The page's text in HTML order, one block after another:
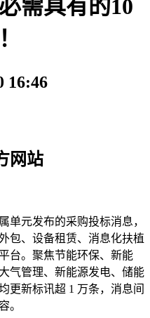
需具有的10
16:46
网站
元发布的采购投标消息，
包、设备租赁、消息化扶植
台。聚焦节能环保、新能
气管理、新能源发电、储能
更新标讯超 1 万条，消息间
。